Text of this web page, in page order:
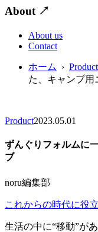
About ↗
About us
Contact
ホーム › Product
た、キャンプ用
Product2023.05.01
ずんぐりフォルムに
ブ
noru編集部
これからの時代に役
生活の中に“移動”が